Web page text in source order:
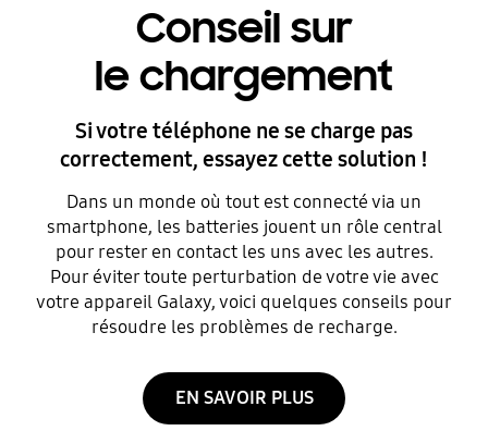
Conseil sur
le chargement
Si votre téléphone ne se charge pas
correctement, essayez cette solution !
Dans un monde où tout est connecté via un
smartphone, les batteries jouent un rôle central
pour rester en contact les uns avec les autres.
Pour éviter toute perturbation de votre vie avec
votre appareil Galaxy, voici quelques conseils pour
résoudre les problèmes de recharge.
EN SAVOIR PLUS